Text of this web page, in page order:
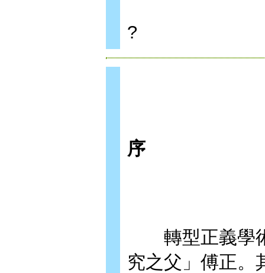
?
序
轉型正義學術
究之父」傅正。